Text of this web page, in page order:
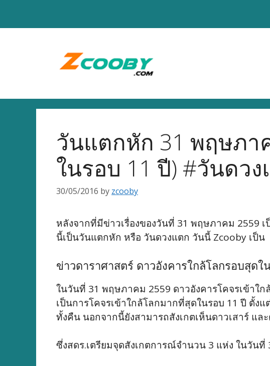
วันแตกหัก 31 พฤษภา
ในรอบ 11 ปี) #วันดว
30/05/2016 by zcooby
หลังจากที่มีข่าวเรื่องของวันที่ 31 พฤษภาคม 2559
นี้เป็นวันแตกหัก หรือ วันดวงแตก วันนี้ Zcooby เป็น
ข่าวดาราศาสตร์ ดาวอังคารใกล้โลกรอบสุดใ
ในวันที่ 31 พฤษภาคม 2559 ดาวอังคารโคจรเข้าใก
เป็นการโคจรเข้าใกล้โลกมากที่สุดในรอบ 11 ปี ตั้ง
ทั้งคืน นอกจากนี้ยังสามารถสังเกตเห็นดาวเสาร์ แล
ซึ่งสดร.เตรียมจุดสังเกตการณ์จำนวน 3 แห่ง ในวัน